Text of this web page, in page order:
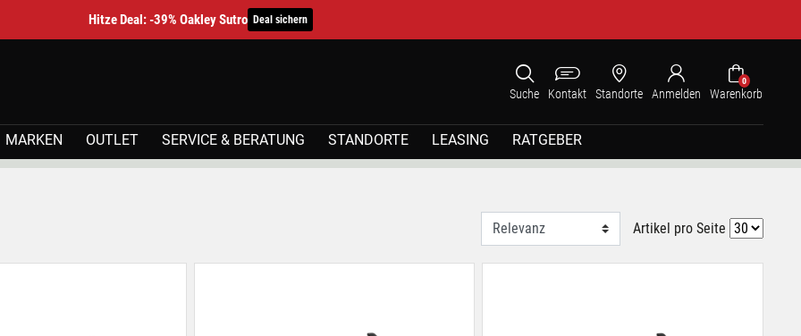
Hitze Deal: -39% Oakley Sutro Deal sichern
Suche Kontakt Standorte Anmelden
0
Warenkorb
MARKEN OUTLET SERVICE & BERATUNG STANDORTE LEASING RATGEBER
Artikel pro Seite